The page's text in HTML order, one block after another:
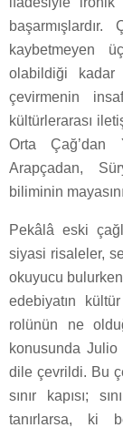
kaybetmeyen
olabildiği kadar
çevirmenin
kültürlerarası
Orta Çağ’dan
Arapçadan,
biliminin
Pekâlâ eski
siyasi risaleler,
okuyucu
edebiyatın
rolünün ne
konusunda Julio
dile çevrildi. Bu
sınır kapısı;
tanırlarsa, ki